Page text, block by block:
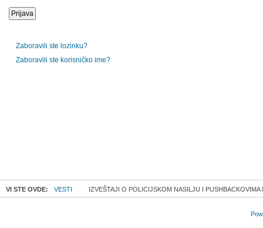
Zaboravili ste lozinku?
Zaboravili ste korisničko ime?
VI STE OVDE: VESTI IZVEŠTAJI O POLICIJSKOM NASILJU I PUSHBACKOVIMA